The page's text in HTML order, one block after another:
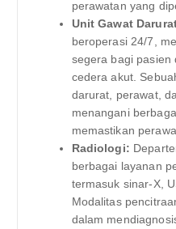
perawatan yang
Unit Gawat
beroperasi 24/7,
segera bagi pasien
cedera akut.
darurat, perawat,
menangani
memastikan
Radiologi:
berbagai layanan
termasuk sinar-X,
Modalitas
dalam